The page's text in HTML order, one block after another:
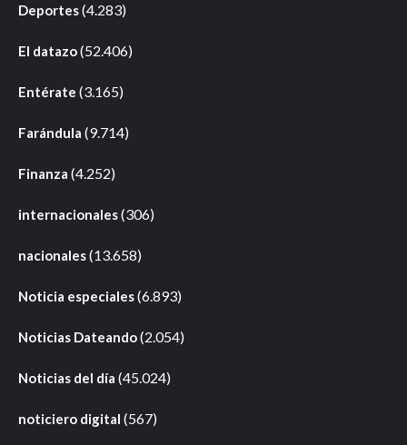
Deportes(4.283)
El datazo(52.406)
Entérate (3.165)
Farándula (9.714)
Finanza (4.252)
internacionales(306)
nacionales(13.658)
Noticia especiales(6.893)
Noticias Dateando(2.054)
Noticias del día (45.024)
noticiero digital (567)